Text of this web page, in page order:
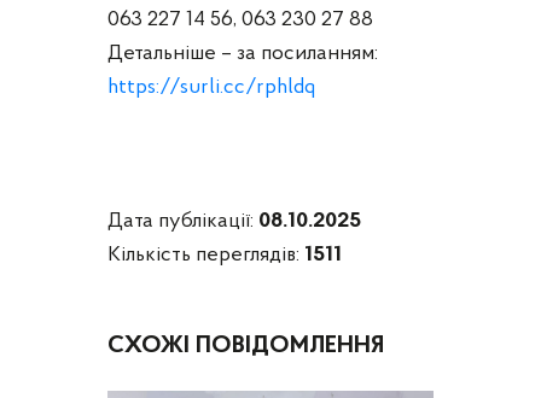
063 227 14 56, 063 230 27 88
Детальніше – за посиланням:
https://surli.cc/rphldq
Дата публікації: 08.10.2025
Кількість переглядів: 1511
СХОЖІ ПОВІДОМЛЕННЯ